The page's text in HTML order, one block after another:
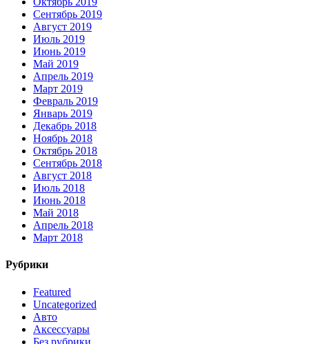
Сентябрь 2019
Август 2019
Июль 2019
Июнь 2019
Май 2019
Апрель 2019
Март 2019
Февраль 2019
Январь 2019
Декабрь 2018
Ноябрь 2018
Октябрь 2018
Сентябрь 2018
Август 2018
Июль 2018
Июнь 2018
Май 2018
Апрель 2018
Март 2018
Рубрики
Featured
Uncategorized
Авто
Аксессуары
Без рубрики